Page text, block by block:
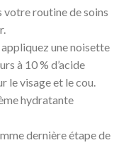
votre routine de soins
une noisette
à 10 % d’acide
le visage et le cou.
hydratante
dernière étape de